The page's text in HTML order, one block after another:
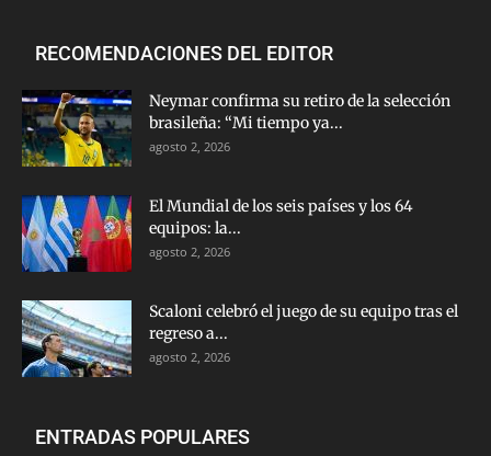
RECOMENDACIONES DEL EDITOR
Neymar confirma su retiro de la selección
brasileña: “Mi tiempo ya...
agosto 2, 2026
El Mundial de los seis países y los 64
equipos: la...
agosto 2, 2026
Scaloni celebró el juego de su equipo tras el
regreso a...
agosto 2, 2026
ENTRADAS POPULARES